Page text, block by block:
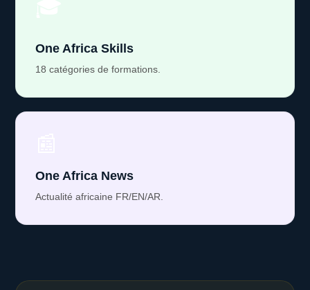
One Africa Skills
18 catégories de formations.
One Africa News
Actualité africaine FR/EN/AR.